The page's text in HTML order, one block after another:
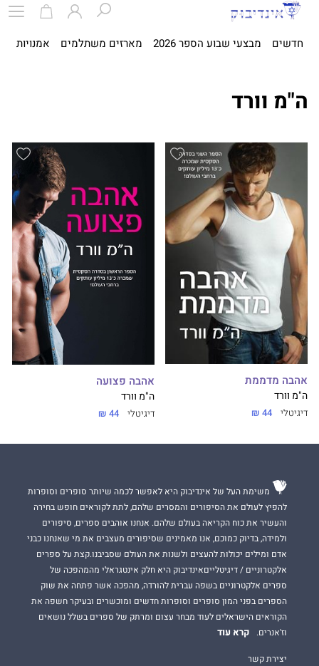
חדשים מבצעי שבוע הספר 2026 מארזים משתלמים אמנויות
ה"מ וורד
אהבה מדממת
ה"מ וורד
דיגיטלי 44 ₪
אהבה פצועה
ה"מ וורד
דיגיטלי 44 ₪
משימת העל של אינדיבוק היא לאפשר לכמה שיותר סופרים וסופרות
להפיץ לעולם את הסיפורים והמסרים שלהם, לתת לקוראים חופש בחירה
והעשיר את כוח הקריאה בעולם שלהם. אנחנו אוהבים ספרים, סיפורים
ולמידה, בדיוק כמוכם, אנו מאמינים שסיפורים מעצבים את מי שאנחנו כבני
אדם ומילים יכולות להעצים ולשנות את העולם שסביבנו.קצת על ספרים
אלקטרוניים / דיגיטלייםאינדיבוק היא חלק אינטגראלי מהמהפכה של
ספרים אלקטרוניים בשפה עברית להורדה, מהפכה אשר פתחה את שוק
הספרים בפני המון סופרים וסופרות חדשים ומוכשרים ובעיקר חשפה את
הקוראים הישראלים לעוד מבחר עצום ומרתק של ספרים בשלל נושאים
וז'אנרים.
קרא עוד
יצירת קשר